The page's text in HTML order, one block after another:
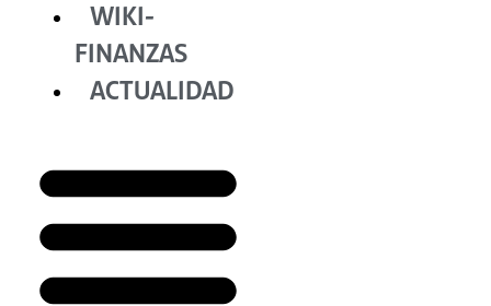
WIKI-
FINANZAS
ACTUALIDAD